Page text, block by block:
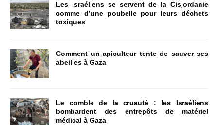
Les Israéliens se servent de la Cisjordanie
comme d’une poubelle pour leurs déchets
toxiques
Comment un apiculteur tente de sauver ses
abeilles à Gaza
Le comble de la cruauté : les Israéliens
bombardent des entrepôts de matériel
médical à Gaza